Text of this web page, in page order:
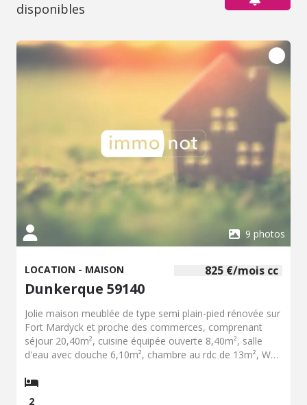
disponibles
9 photos
825 €/mois cc
LOCATION - MAISON
Dunkerque 59140
Jolie maison meublée de type semi plain-pied rénovée sur
Fort Mardyck et proche des commerces, comprenant
séjour 20,40m², cuisine équipée ouverte 8,40m², salle
d'eau avec douche 6,10m², chambre au rdc de 13m², WC.
parking. Le chauffage est électrique. Cette maison peut-
être louée non meublée. Disponible au 1er septembre
2